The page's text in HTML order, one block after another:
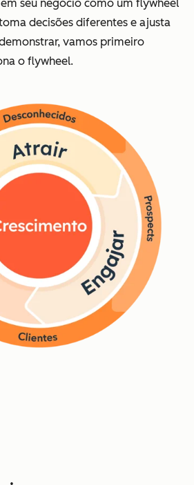
seu negócio como um flywheel
decisões diferentes e ajusta
vamos primeiro
o flywheel.